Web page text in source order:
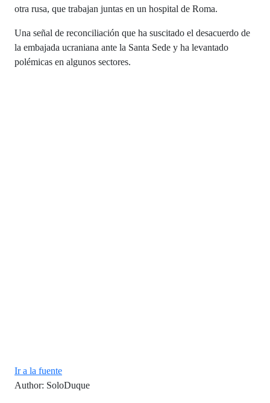
otra rusa, que trabajan juntas en un hospital de Roma.
Una señal de reconciliación que ha suscitado el desacuerdo de
la embajada ucraniana ante la Santa Sede y ha levantado
polémicas en algunos sectores.
Ir a la fuente
Author: SoloDuque